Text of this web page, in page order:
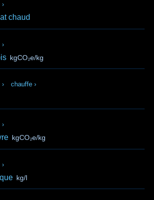
›
chaud
›
kgCO₂e/kg
› chauffe ›
›
kgCO₂e/kg
›
kg/l